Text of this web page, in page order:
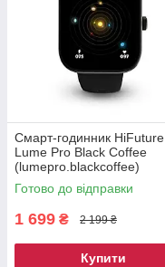
Смарт-годинник HiFuture
Lume Pro Black Coffee
(lumepro.blackcoffee)
Готово до відправки
1 699 ₴ 2 199 ₴
Купити